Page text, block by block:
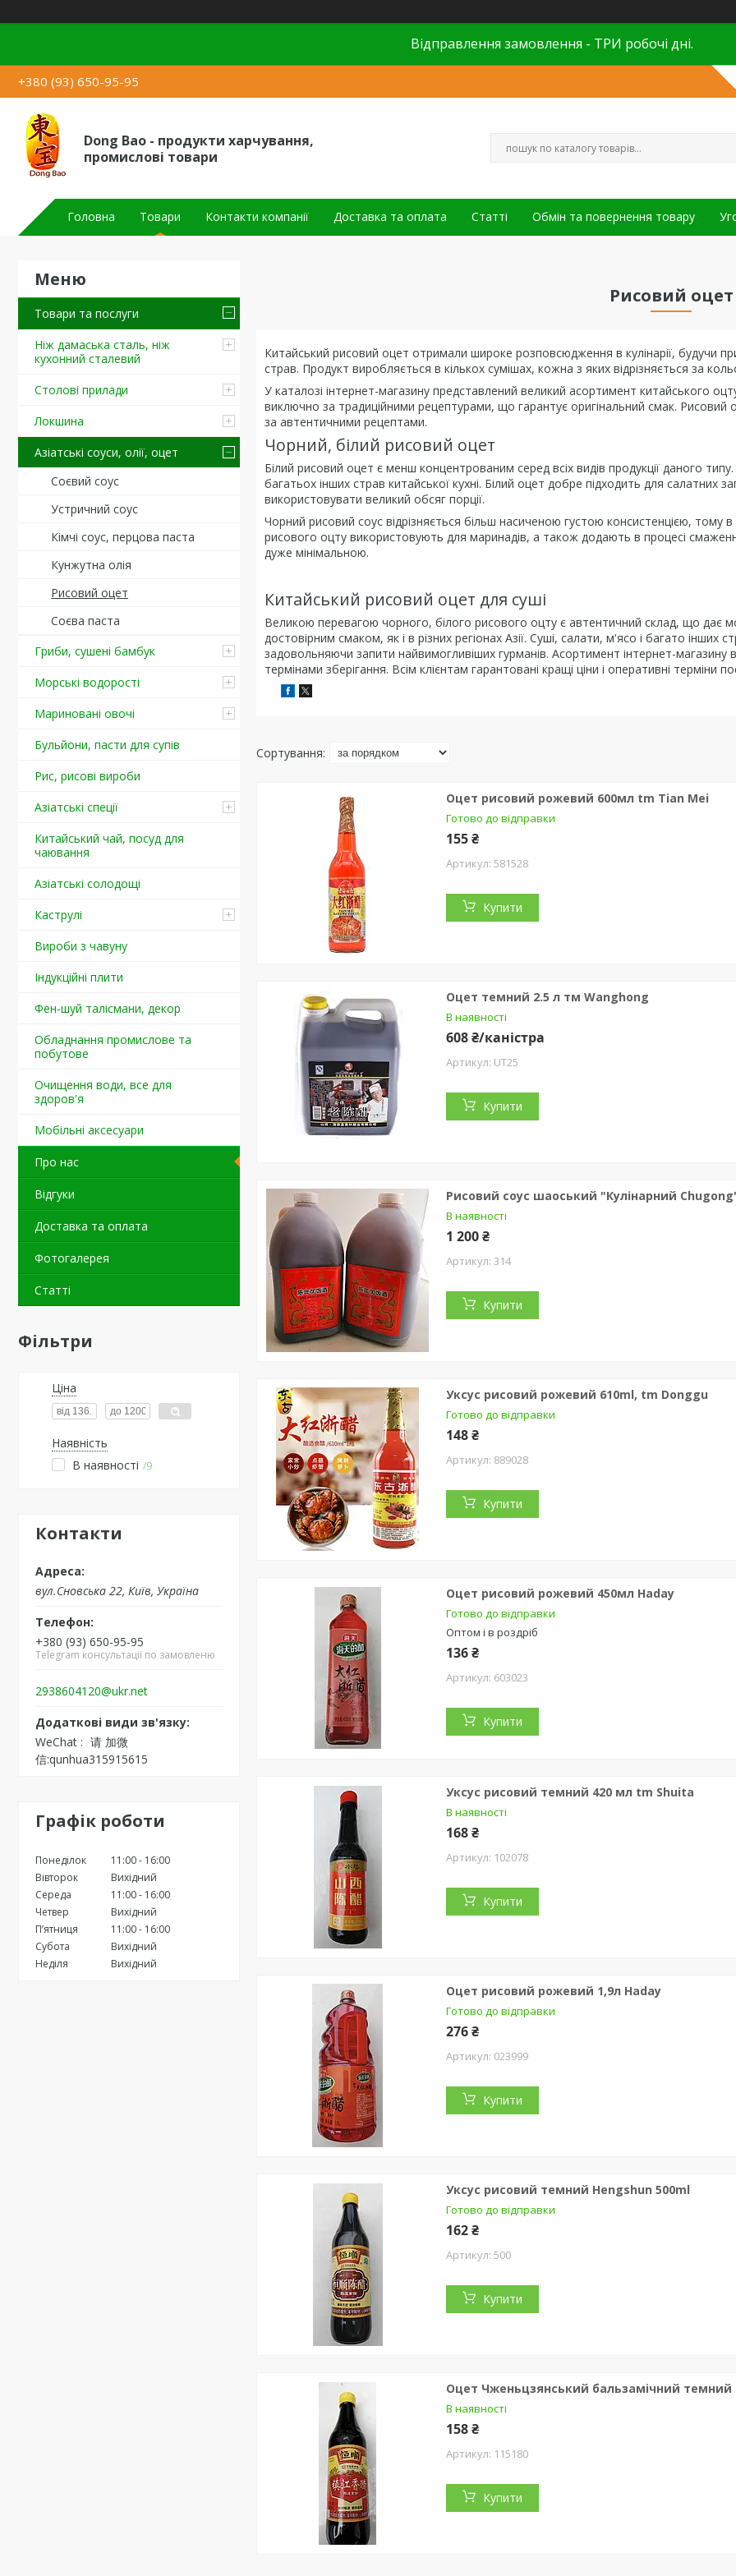
Відправлення замовлення - ТРИ робочі дні.
+380 (93) 650-95-95
Dong Bao - продукти харчування,
промислові товари
Головна Товари Контакти компанії Доставка та оплата Статті Обмін та повернення товару
Товари та послуги
Ніж дамаська сталь, ніж
кухонний сталевий
Столові прилади
Локшина
Азіатські соуси, олії, оцет
Соєвий соус
Устричний соус
Кімчі соус, перцова паста
Кунжутна олія
Рисовий оцет
Соєва паста
Гриби, сушені бамбук
Морські водорості
Мариновані овочі
Бульйони, пасти для супів
Рис, рисові вироби
Азіатські спеції
Китайський чай, посуд для
чаювання
Азіатські солодощі
Каструлі
Вироби з чавуну
Індукційні плити
Фен-шуй талісмани, декор
Обладнання промислове та
побутове
Очищення води, все для
здоров'я
Мобільні аксесуари
Про нас
Відгуки
Доставка та оплата
Фотогалерея
Статті
Фільтри
Ціна
Наявність
В наявності
9
Контакти
вул.Сновська 22, Київ, Україна
+380 (93) 650-95-95
Telegram консультації по замовленю
2938604120@ukr.net
WeChat
请 加微
信:qunhua315915615
Графік роботи
Понеділок 11:00
16:00
Вівторок
Вихідний
Середа
11:00
16:00
Четвер
Вихідний
Пʼятниця
11:00
16:00
Субота
Вихідний
Неділя
Вихідний
Рисовий оцет
Китайський рисовий оцет отримали широке розповсюдження в кулінарії, будучи
страв. Продукт виробляється в кількох сумішах, кожна з яких відрізняється за
У каталозі інтернет-магазину представлений великий асортимент китайського
виключно за традиційними рецептурами, що гарантує оригінальний смак. Рисовий
за автентичними рецептами.
Чорний, білий рисовий оцет
Білий рисовий оцет є менш концентрованим серед всіх видів продукції даного
багатьох інших страв китайської кухні. Білий оцет добре підходить для
використовувати великий обсяг порції.
Чорний рисовий соус відрізняється більш насиченою густою консистенцією, тому
рисового оцту використовують для маринадів, а також додають в процесі
дуже мінімальною.
Китайський рисовий оцет для суші
Великою перевагою чорного, білого рисового оцту є автентичний склад, що дає
достовірним смаком, як і в різних регіонах Азії. Суші, салати, м'ясо і багато
задовольняючи запити найвимогливіших гурманів. Асортимент інтернет-
термінами зберігання. Всім клієнтам гарантовані кращі ціни і оперативні терміни
Оцет рисовий рожевий 600мл tm Tian Mei
Готово до відправки
155 ₴
581528
Купити
Оцет темний 2.5 л тм Wanghong
В наявності
608 ₴/каністра
UT25
Купити
Рисовий соус шаоський "Кулінарний
В наявності
1 200 ₴
314
Купити
Уксус рисовий рожевий 610ml, tm Donggu
Готово до відправки
148 ₴
889028
Купити
Оцет рисовий рожевий 450мл Haday
Готово до відправки
Оптом і в роздріб
136 ₴
603023
Купити
Уксус рисовий темний 420 мл tm Shuita
В наявності
168 ₴
102078
Купити
Оцет рисовий рожевий 1,9л Haday
Готово до відправки
276 ₴
023999
Купити
Уксус рисовий темний Hengshun 500ml
Готово до відправки
162 ₴
500
Купити
Оцет Чженьцзянський бальзамічний
В наявності
158 ₴
115180
Купити